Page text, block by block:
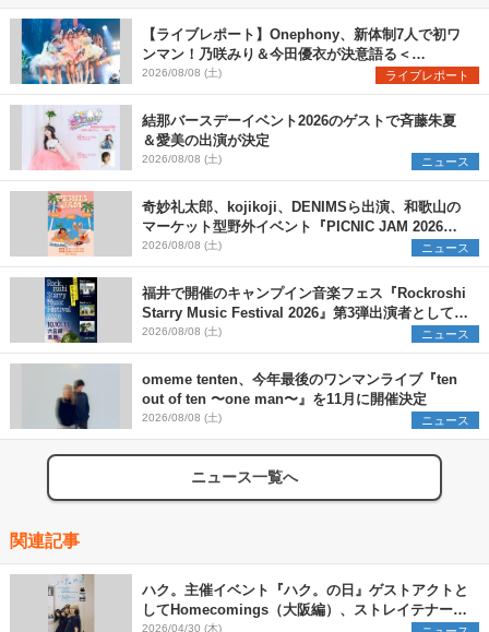
【ライブレポート】Onephony、新体制7人で初ワ
ンマン！乃咲みり＆今田優衣が決意語る＜
Onephony新体制1st Oneman Live はじまりの夏
＞
2026/08/08 (土) ライブレポート
結那バースデーイベント2026のゲストで斉藤朱夏
＆愛美の出演が決定
2026/08/08 (土) ニュース
奇妙礼太郎、kojikoji、DENIMSら出演、和歌山の
マーケット型野外イベント『PICNIC JAM 2026』
早割チケット発売開始
2026/08/08 (土) ニュース
福井で開催のキャンプイン音楽フェス『Rockroshi
Starry Music Festival 2026』第3弾出演者として
SCOOBIE DO、かりゆし58、Reiを発表
2026/08/08 (土) ニュース
omeme tenten、今年最後のワンマンライブ『ten
out of ten 〜one man〜』を11月に開催決定
2026/08/08 (土) ニュース
ニュース一覧へ
関連記事
ハク。主催イベント『ハク。の日』ゲストアクトと
してHomecomings（大阪編）、ストレイテナー
2026/04/30 (木)